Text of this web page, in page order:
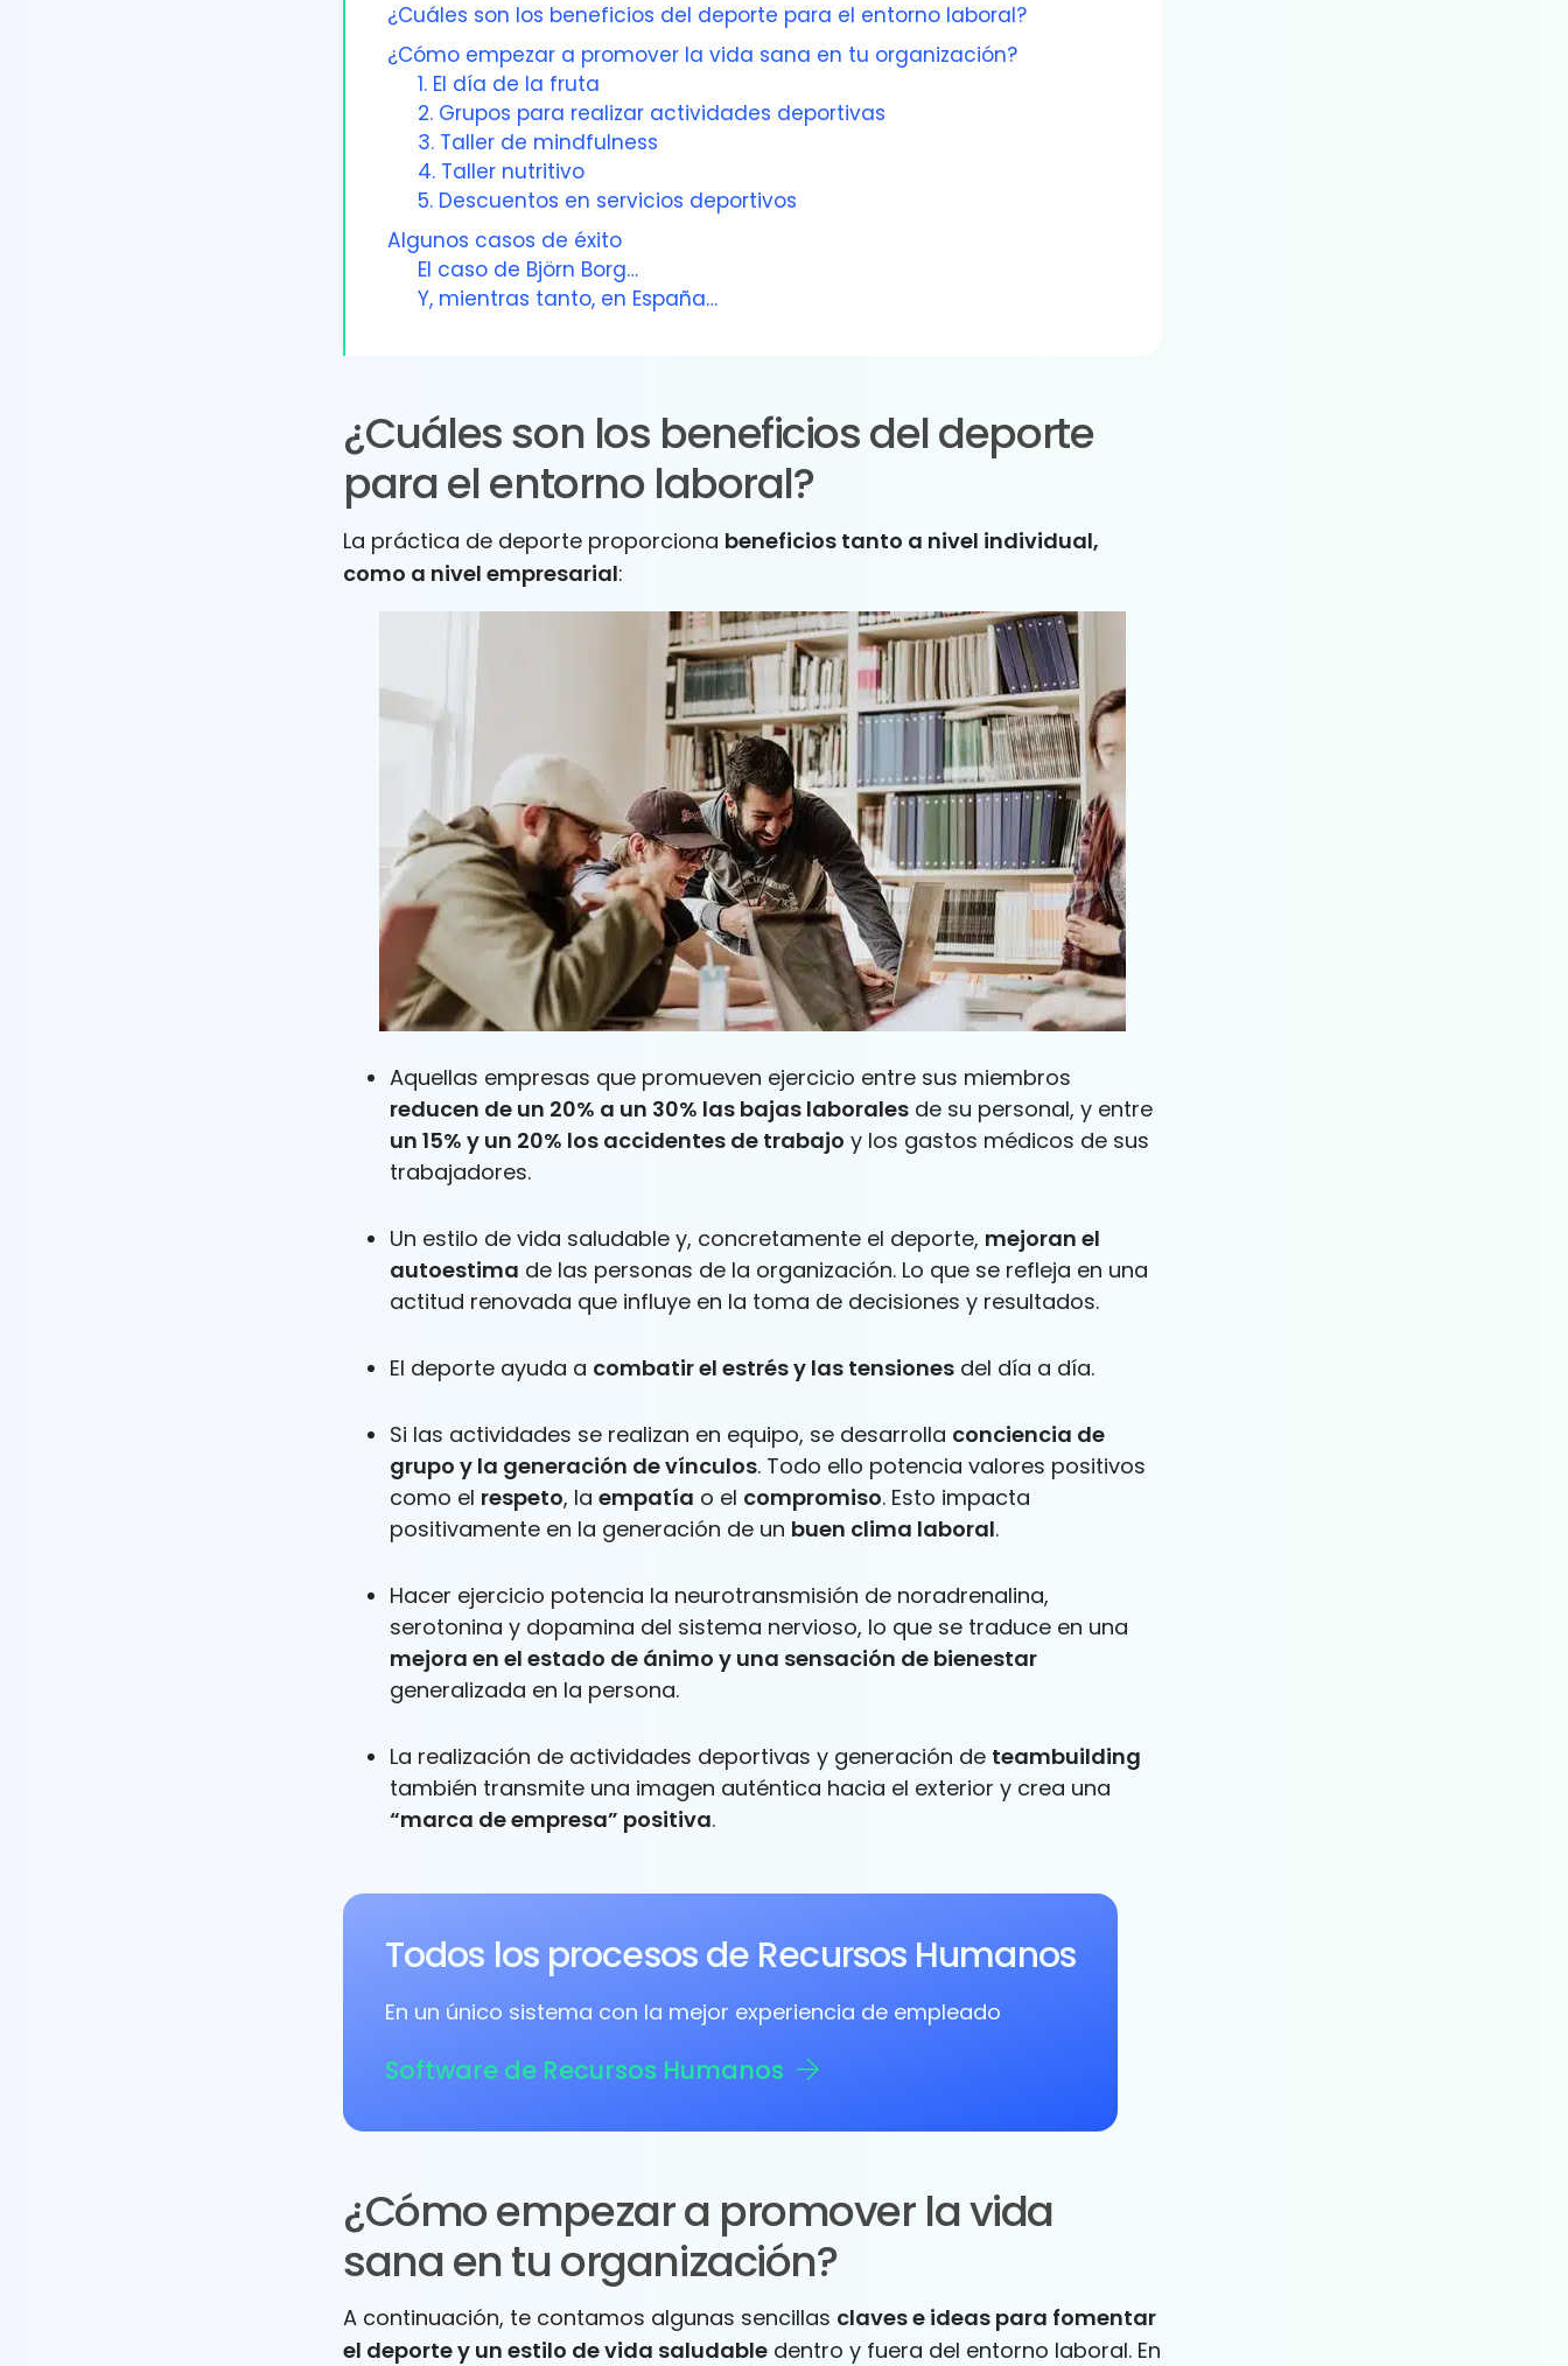
¿Cuáles son los beneficios del deporte para el entorno laboral?
¿Cómo empezar a promover la vida sana en tu organización?
1. El día de la fruta
2. Grupos para realizar actividades deportivas
3. Taller de mindfulness
4. Taller nutritivo
5. Descuentos en servicios deportivos
Algunos casos de éxito
El caso de Björn Borg…
Y, mientras tanto, en España…
¿Cuáles son los beneficios del deporte
para el entorno laboral?
La práctica de deporte proporciona beneficios tanto a nivel individual,
como a nivel empresarial:
Aquellas empresas que promueven ejercicio entre sus miembros
reducen de un 20% a un 30% las bajas laborales de su personal, y entre
un 15% y un 20% los accidentes de trabajo y los gastos médicos de sus
trabajadores.
Un estilo de vida saludable y, concretamente el deporte, mejoran el
autoestima de las personas de la organización. Lo que se refleja en una
actitud renovada que influye en la toma de decisiones y resultados.
El deporte ayuda a combatir el estrés y las tensiones del día a día.
Si las actividades se realizan en equipo, se desarrolla conciencia de
grupo y la generación de vínculos. Todo ello potencia valores positivos
como el respeto, la empatía o el compromiso. Esto impacta
positivamente en la generación de un buen clima laboral.
Hacer ejercicio potencia la neurotransmisión de noradrenalina,
serotonina y dopamina del sistema nervioso, lo que se traduce en una
mejora en el estado de ánimo y una sensación de bienestar
generalizada en la persona.
La realización de actividades deportivas y generación de teambuilding
también transmite una imagen auténtica hacia el exterior y crea una
“marca de empresa” positiva.
Todos los procesos de Recursos Humanos
En un único sistema con la mejor experiencia de empleado
Software de Recursos Humanos
¿Cómo empezar a promover la vida
sana en tu organización?
A continuación, te contamos algunas sencillas claves e ideas para fomentar
el deporte y un estilo de vida saludable dentro y fuera del entorno laboral. En